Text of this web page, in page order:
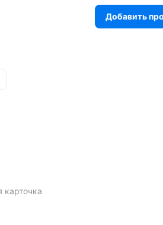
Добавить
карточка